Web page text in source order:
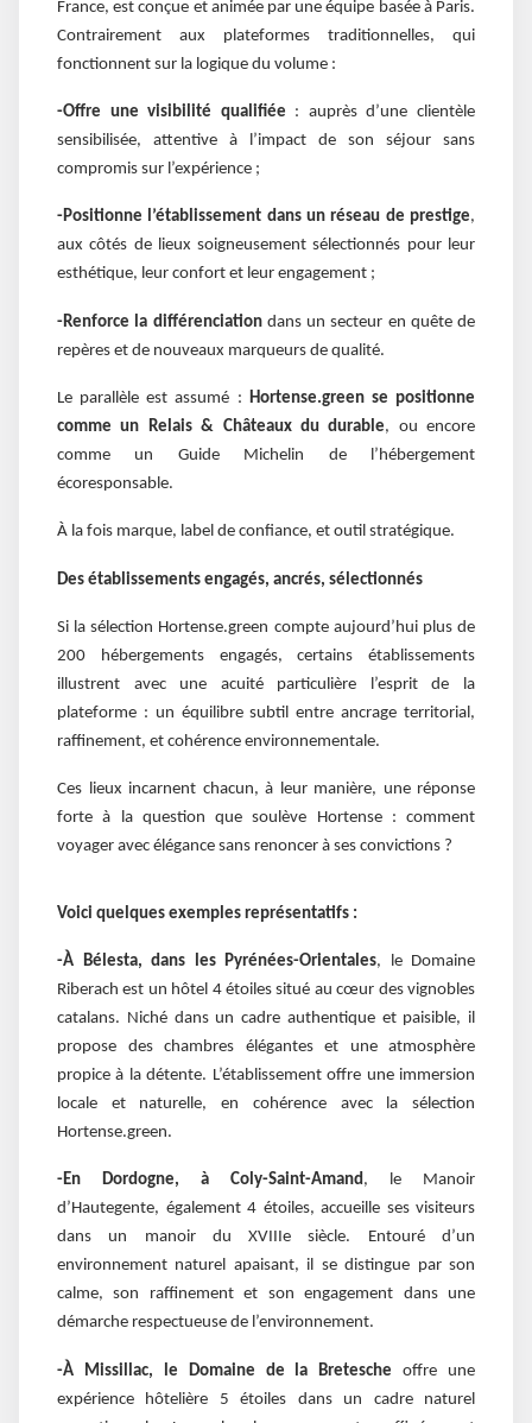
France, est conçue et animée par une équipe basée à Paris.
Contrairement aux plateformes traditionnelles, qui
fonctionnent sur la logique du volume :
-Offre une visibilité qualifiée : auprès d’une clientèle
sensibilisée, attentive à l’impact de son séjour sans
compromis sur l’expérience ;
-Positionne l’établissement dans un réseau de prestige,
aux côtés de lieux soigneusement sélectionnés pour leur
esthétique, leur confort et leur engagement ;
-Renforce la différenciationdans un secteur en quête de
repères et de nouveaux marqueurs de qualité.
Le parallèle est assumé : Hortense.green se positionne
comme un Relais & Châteaux du durable, ou encore
comme un Guide Michelin de l’hébergement
écoresponsable.
À la fois marque, label de confiance, et outil stratégique.
Des établissements engagés, ancrés, sélectionnés
Si la sélection Hortense.green compte aujourd’hui plus de
200 hébergements engagés, certains établissements
illustrent avec une acuité particulière l’esprit de la
plateforme : un équilibre subtil entre ancrage territorial,
raffinement, et cohérence environnementale.
Ces lieux incarnent chacun, à leur manière, une réponse
forte à la question que soulève Hortense : comment
voyager avec élégance sans renoncer à ses convictions ?
Voici quelques exemples représentatifs :
-À Bélesta, dans les Pyrénées-Orientales, le Domaine
Riberach est un hôtel 4 étoiles situé au cœur des vignobles
catalans. Niché dans un cadre authentique et paisible, il
propose des chambres élégantes et une atmosphère
propice à la détente. L’établissement offre une immersion
locale et naturelle, en cohérence avec la sélection
Hortense.green.
-En Dordogne, à Coly-Saint-Amand, le Manoir
d’Hautegente, également 4 étoiles, accueille ses visiteurs
dans un manoir du XVIIIe siècle. Entouré d’un
environnement naturel apaisant, il se distingue par son
calme, son raffinement et son engagement dans une
démarche respectueuse de l’environnement.
-À Missillac, le Domaine de la Bretesche offre une
expérience hôtelière 5 étoiles dans un cadre naturel